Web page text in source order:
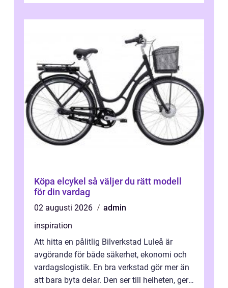
Köpa elcykel så väljer du rätt modell
för din vardag
02 augusti 2026
admin
inspiration
Att hitta en pålitlig Bilverkstad Luleå är
avgörande för både säkerhet, ekonomi och
vardagslogistik. En bra verkstad gör mer än
att bara byta delar. Den ser till helheten, ger